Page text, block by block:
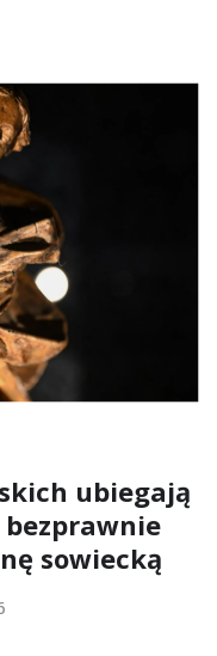
ubiegają
bezprawnie
sowiecką